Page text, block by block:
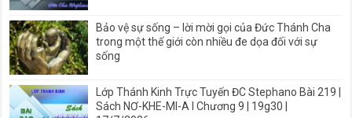
Bảo vệ sự sống – lời mời gọi của Đức Thánh Cha
trong một thế giới còn nhiều đe dọa đối với sự
sống
Lớp Thánh Kinh Trực Tuyến ĐC Stephano Bài 219 |
Sách NƠ-KHE-MI-A I Chương 9 | 19g30 |